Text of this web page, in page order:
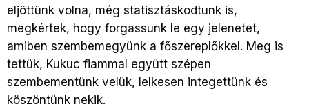
eljöttünk volna, még statisztáskodtunk is,
megkértek, hogy forgassunk le egy jelenetet,
amiben szembemegyünk a főszereplőkkel. Meg is
tettük, Kukuc fiammal együtt szépen
szembementünk velük, lelkesen integettünk és
köszöntünk nekik.